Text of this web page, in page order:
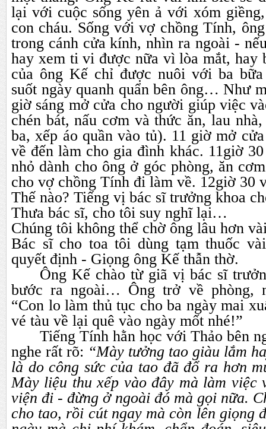
lại với cuộc sống yên ả với xóm
con cháu. Sống với vợ chồng Tính,
trong cánh cửa kính, nhìn ra ngoài -
hay xem ti vi được nữa vì lòa mắt, hay
của ông Kế chỉ được nuôi với ba
suốt ngày quanh quẩn bên ông… Như
giờ sáng mở cửa cho người giúp việc
chén bát, nấu cơm và thức ăn, lau
ba, xếp áo quần vào tủ). 11 giờ mở
về đến làm cho gia đình khác. 11giờ
nhỏ dành cho ông ở góc phòng, ăn
cho vợ chồng Tính đi làm về. 12giờ 30
Thế nào? Tiếng vị bác sĩ trưởng khoa
Thưa bác sĩ, cho tôi suy nghĩ lại…
Chúng tôi không thể chờ ông lâu hơn
Bác sĩ cho toa tôi dùng tạm thuốc
quyết định - Giọng ông Kế thẫn thờ.
Ông Kế chào từ giã vị bác sĩ
bước ra ngoài… Ông trở về phòng,
“Con lo làm thủ tục cho ba ngày mai
vé tàu về lại quê vào ngày mốt nhé!”
Tiếng Tính hằn học với Thảo bên
nghe rất rõ: “Mày tưởng tao giàu lắm
là do công sức của tao đã đổ ra hơn
Mày liệu thu xếp vào đây mà làm việc
viện đi - đừng ở ngoài đó mà gọi nữa.
cho tao, rồi cút ngay mà còn lên giọng